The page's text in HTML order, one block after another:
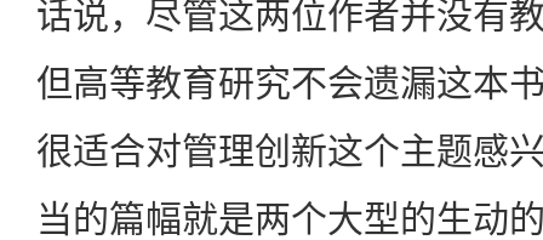
话说，尽管这两位作者并没有
但高等教育研究不会遗漏这本
很适合对管理创新这个主题感
当的篇幅就是两个大型的生动